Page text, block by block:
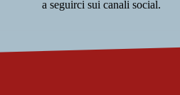
a seguirci sui canali social.